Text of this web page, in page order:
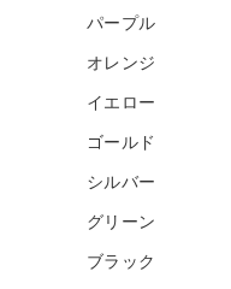
パープル
オレンジ
イエロー
ゴールド
シルバー
グリーン
ブラック